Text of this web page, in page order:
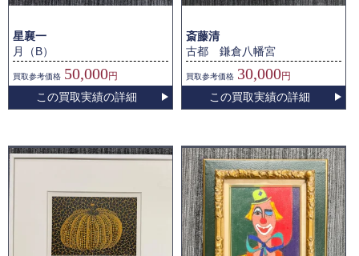
星襄一
月（B）
買取参考価格 50,000円
この買取実績の詳細
斎藤清
古都 鎌倉八幡宮
買取参考価格 30,000円
この買取実績の詳細